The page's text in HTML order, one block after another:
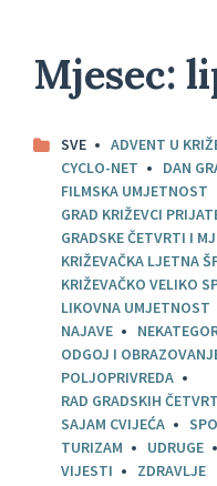
Mjesec:
SVE ADVENT U
CYCLO-NET
DAN
FILMSKA UMJETNOST
GRAD KRIŽEVCI
GRADSKE ČETVRTI I
KRIŽEVAČKA LJETNA
KRIŽEVAČKO VELIKO
LIKOVNA UMJETNOST
NAJAVE
ODGOJ I
POLJOPRIVREDA
RAD GRADSKIH
SAJAM CVIJEĆA
TURIZAM
UDRUGE
VIJESTI
ZDRAVLJE